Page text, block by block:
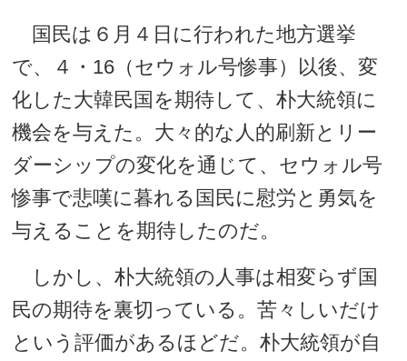
国民は６月４日に行われた地方選挙
で、４・16（セウォル号惨事）以後、変
化した大韓民国を期待して、朴大統領に
機会を与えた。大々的な人的刷新とリー
ダーシップの変化を通じて、セウォル号
惨事で悲嘆に暮れる国民に慰労と勇気を
与えることを期待したのだ。
しかし、朴大統領の人事は相変らず国
民の期待を裏切っている。苦々しいだけ
という評価があるほどだ。朴大統領が自